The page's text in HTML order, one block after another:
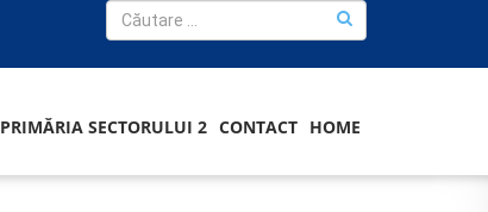
PRIMĂRIA SECTORULUI 2 CONTACT HOME